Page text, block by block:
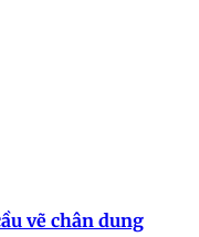
vẽ chân dung